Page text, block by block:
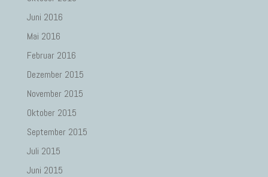
Juni 2016
Mai 2016
Februar 2016
Dezember 2015
November 2015
Oktober 2015
September 2015
Juli 2015
Juni 2015